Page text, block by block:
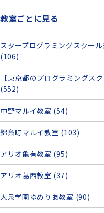
教室ごとに見る
スタープログラミングスクー
(106)
【東京都のプログラミングスク
(552)
中野マルイ教室 (54)
錦糸町マルイ教室 (103)
アリオ亀有教室 (95)
アリオ葛西教室 (37)
大泉学園ゆめりあ教室 (90)